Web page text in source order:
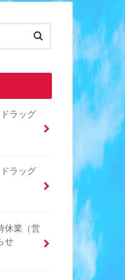
ラッグ
ラッグ
休業（営
せ